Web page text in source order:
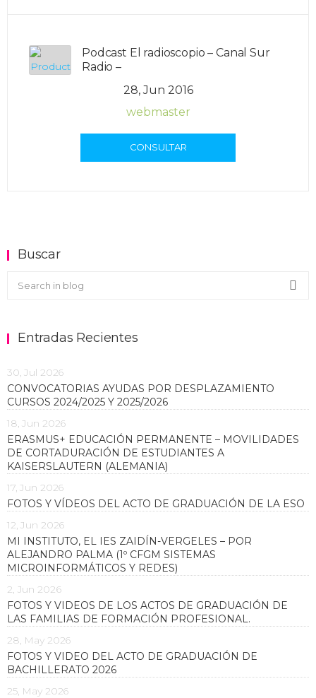
Podcast El radioscopio – Canal Sur
Radio –
28, Jun 2016
webmaster
CONSULTAR
Buscar
Buscar en el blog
Entradas Recientes
30, Jul 2026
CONVOCATORIAS AYUDAS POR DESPLAZAMIENTO
CURSOS 2024/2025 Y 2025/2026
18, Jun 2026
ERASMUS+ EDUCACIÓN PERMANENTE – MOVILIDADES
DE CORTADURACIÓN DE ESTUDIANTES A
KAISERSLAUTERN (ALEMANIA)
17, Jun 2026
FOTOS Y VÍDEOS DEL ACTO DE GRADUACIÓN DE LA ESO
12, Jun 2026
MI INSTITUTO, EL IES ZAIDÍN-VERGELES – POR
ALEJANDRO PALMA (1º CFGM SISTEMAS
MICROINFORMÁTICOS Y REDES)
2, Jun 2026
FOTOS Y VIDEOS DE LOS ACTOS DE GRADUACIÓN DE
LAS FAMILIAS DE FORMACIÓN PROFESIONAL.
28, May 2026
FOTOS Y VIDEO DEL ACTO DE GRADUACIÓN DE
BACHILLERATO 2026
25, May 2026